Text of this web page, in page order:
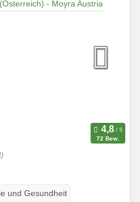
72 Bew.
und Gesundheit